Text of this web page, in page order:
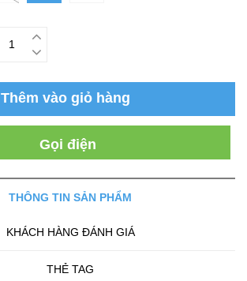
Thêm vào giỏ hàng
Gọi điện
THÔNG TIN SẢN PHẨM
KHÁCH HÀNG ĐÁNH GIÁ
THẺ TAG